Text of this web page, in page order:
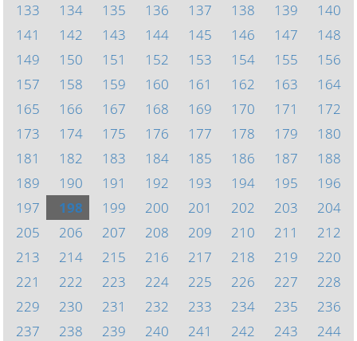
133
134 135 136 137 138 139
140
141
142 143 144 145 146 147
148
149
150 151 152 153 154 155
156
157
158 159 160 161 162 163
164
165
166 167 168 169 170 171
172
173
174 175 176 177 178 179
180
181
182 183 184 185 186 187
188
189
190 191 192 193 194 195
196
197
198 199 200 201 202 203
204
205
206 207 208 209 210 211
212
213
214 215 216 217 218 219
220
221
222 223 224 225 226 227
228
229
230 231 232 233 234 235
236
237
238 239 240 241 242 243
244